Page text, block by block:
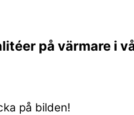
på värmare i
på bilden!